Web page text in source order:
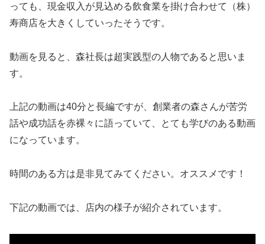
っても、現金収入が見込める飲食業を掛け合わせて（株）
寿商店を大きくしていったそうです。
動画を見ると、森社長は超実践型の人物であると思いま
す。
上記の動画は40分と長編ですが、創業者の森さんが苦労
話や成功話を赤裸々に語っていて、とても学びのある動画
になっています。
時間のある方は是非見てみてください。オススメです！
下記の動画では、店内の様子が紹介されています。